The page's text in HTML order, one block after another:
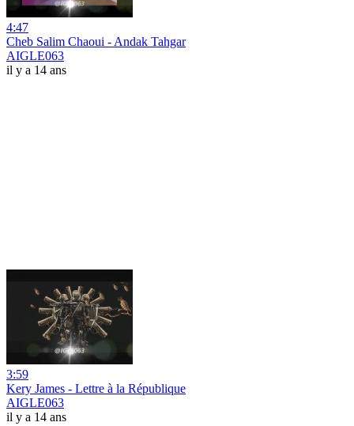
4:47
Cheb Salim Chaoui - Andak Tahgar
AIGLE063
il y a 14 ans
3:59
Kery James - Lettre à la République
AIGLE063
il y a 14 ans